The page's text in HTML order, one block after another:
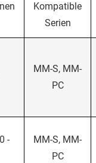
Kompatible
Serien
MM-S, MM-
PC
-
MM-S, MM-
PC